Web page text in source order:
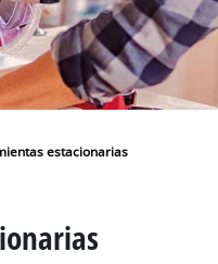
estacionarias